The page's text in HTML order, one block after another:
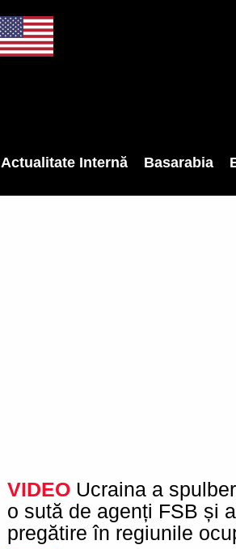
Actualitate Internă Basarabia
VIDEO Ucraina a
o sută de agenți FSB și
pregătire în regiunile